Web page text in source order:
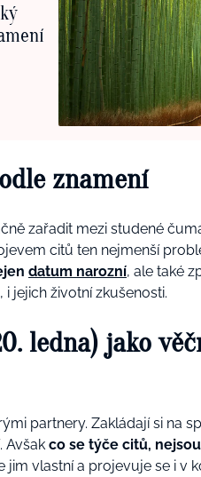
znamení
zařadit mezi studené
citů ten nejmenší
datum narozní, ale také
jejich životní zkušenosti.
ledna) jako
partnery. Zakládají si na
Avšak co se týče citů,
jim vlastní a projevuje se i v